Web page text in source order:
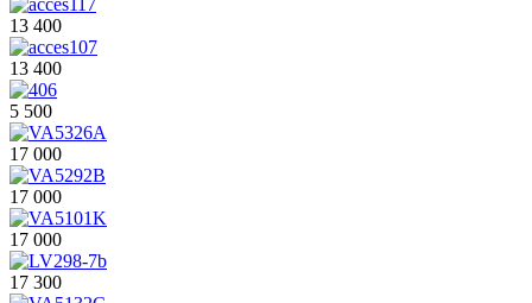
13 400
13 400
5 500
17 000
17 000
17 000
17 300